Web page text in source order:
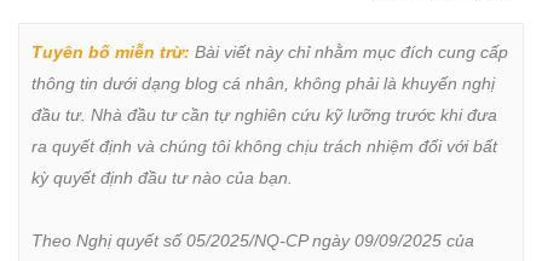
Tuyên bố miễn trừ: Bài viết này chỉ nhằm mục đích cung cấp
thông tin dưới dạng blog cá nhân, không phải là khuyến nghị
đầu tư. Nhà đầu tư cần tự nghiên cứu kỹ lưỡng trước khi đưa
ra quyết định và chúng tôi không chịu trách nhiệm đối với bất
kỳ quyết định đầu tư nào của bạn.
Theo Nghị quyết số 05/2025/NQ-CP ngày 09/09/2025 của